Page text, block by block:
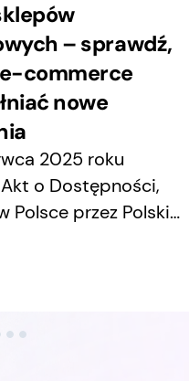
– sprawdź,
commerce
nowe
2025 roku
o Dostępności,
Polsce przez Polski
zapewniać